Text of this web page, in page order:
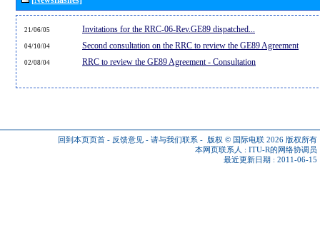
21/06/05 Invitations for the RRC-06-Rev.GE89 dispatched...
04/10/04 Second consultation on the RRC to review the GE89 Agreement
02/08/04 RRC to review the GE89 Agreement - Consultation
回到本页页首 - 反馈意见 - 请与我们联系 - 版权 © 国际电联 2026 版权所有
本网页联系人 : ITU-R的网络协调员
最近更新日期 : 2011-06-15